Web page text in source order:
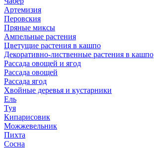
Артемизия
Перовския
Пряные миксы
Ампельные растения
Цветущие растения в кашпо
Декоративно-лиственные растения в кашпо
Рассада овощей и ягод
Рассада овощей
Рассада ягод
Хвойные деревья и кустарники
Ель
Туя
Кипарисовик
Можжевельник
Пихта
Сосна